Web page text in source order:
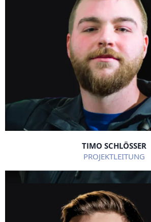
TIMO SCHLÖSSER
PROJEKTLEITUNG